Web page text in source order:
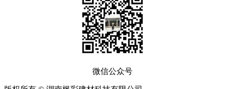
微信公众号